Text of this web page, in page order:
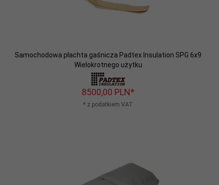
Samochodowa płachta gaśnicza Padtex Insulation SPG 6x9
Wielokrotnego użytku
8500,00 PLN*
* z podatkiem VAT